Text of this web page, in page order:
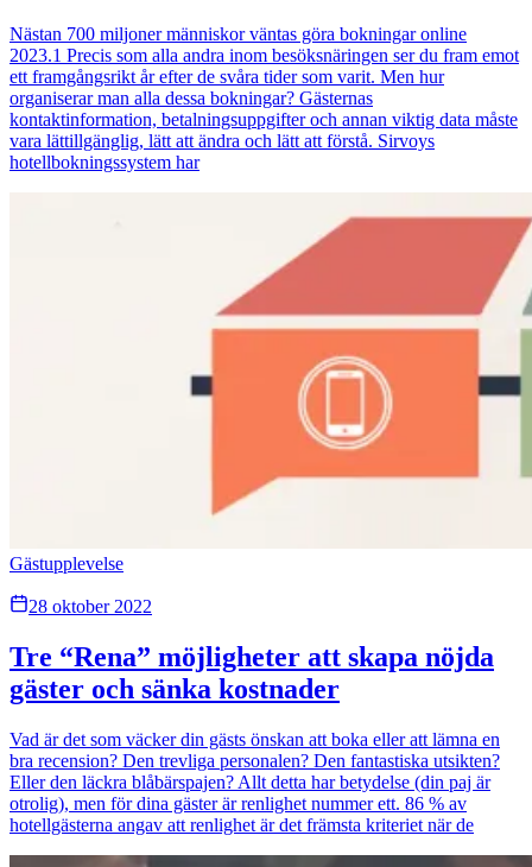
Nästan 700 miljoner människor väntas göra bokningar online
2023.1 Precis som alla andra inom besöksnäringen ser du fram emot
ett framgångsrikt år efter de svåra tider som varit. Men hur
organiserar man alla dessa bokningar? Gästernas
kontaktinformation, betalningsuppgifter och annan viktig data måste
vara lättillgänglig, lätt att ändra och lätt att förstå. Sirvoys
hotellbokningssystem har
Gästupplevelse
28 oktober 2022
Tre “Rena” möjligheter att skapa nöjda
gäster och sänka kostnader
Vad är det som väcker din gästs önskan att boka eller att lämna en
bra recension? Den trevliga personalen? Den fantastiska utsikten?
Eller den läckra blåbärspajen? Allt detta har betydelse (din paj är
otrolig), men för dina gäster är renlighet nummer ett. 86 % av
hotellgästerna angav att renlighet är det främsta kriteriet när de